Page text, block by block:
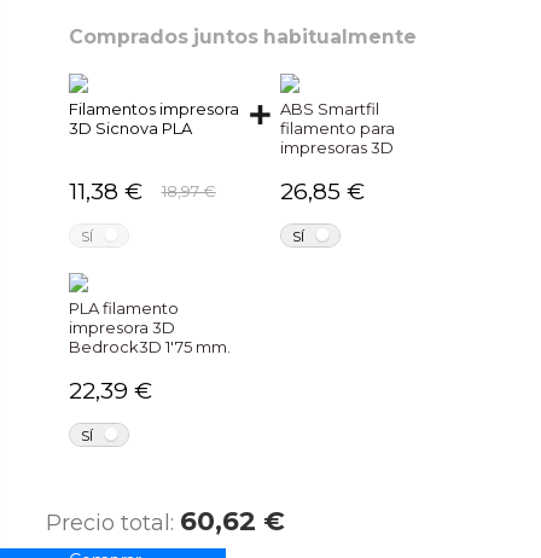
Comprados juntos habitualmente
Filamentos impresora
3D Sicnova PLA
11,38 € 18,97 €
SÍ
ABS Smartfil
filamento para
impresoras 3D
26,85 €
SÍ
PLA filamento
impresora 3D
Bedrock3D 1'75 mm.
22,39 €
SÍ
Precio total: 60,62 €